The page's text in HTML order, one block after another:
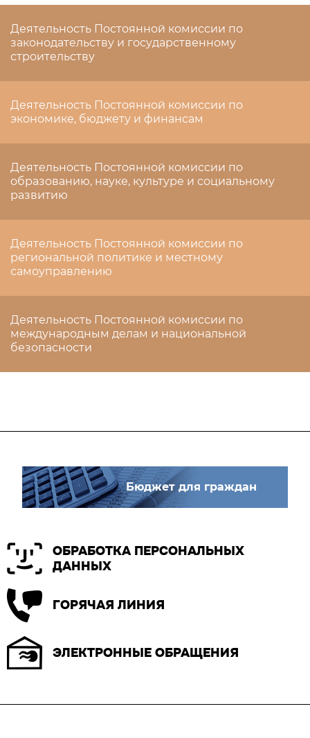
Деятельность Постоянной комиссии по
законодательству и государственному
строительству
Деятельность Постоянной комиссии по
экономике, бюджету и финансам
Деятельность Постоянной комиссии по
образованию, науке, культуре и социальному
развитию
Деятельность Постоянной комиссии по
региональной политике и местному
самоуправлению
Деятельность Постоянной комиссии по
международным делам и национальной
безопасности
Бюджет для граждан
ОБРАБОТКА ПЕРСОНАЛЬНЫХ
ДАННЫХ
ГОРЯЧАЯ ЛИНИЯ
ЭЛЕКТРОННЫЕ ОБРАЩЕНИЯ